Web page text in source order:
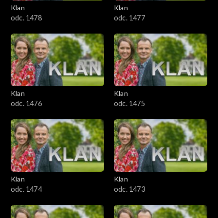
501–600
401–500
301–400
201–300
101–200
1–100
Klan
odc. 1478
Klan
odc. 1477
Klan
odc. 1476
Klan
odc. 1475
Klan
odc. 1474
Klan
odc. 1473